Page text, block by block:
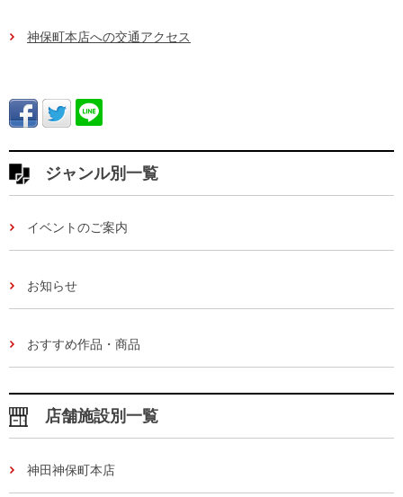
神保町本店への交通アクセス
ジャンル別一覧
イベントのご案内
お知らせ
おすすめ作品・商品
店舗施設別一覧
神田神保町本店